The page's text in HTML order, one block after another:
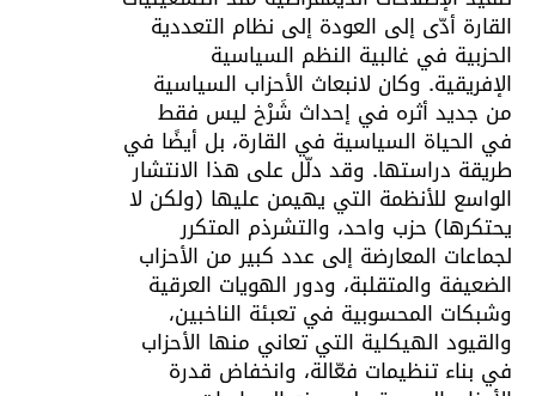
القارة أدّى إلى العودة إلى نظام التعددية
الحزبية في غالبية النظم السياسية
الإفريقية. وكان لانبعاث الأحزاب السياسية
من جديد أثره في إحداث شَرْخ ليس فقط
في الحياة السياسية في القارة، بل أيضًا في
طريقة دراستها. وقد دلّل على هذا الانتشار
الواسع للأنظمة التي يهيمن عليها (ولكن لا
يحتكرها) حزب واحد، والتشرذم المتكرر
لجماعات المعارضة إلى عدد كبير من الأحزاب
الضعيفة والمتقلبة، ودور الهويات العرقية
وشبكات المحسوبية في تعبئة الناخبين،
والقيود الهيكلية التي تعاني منها الأحزاب
في بناء تنظيمات فعّالة، وانخفاض قدرة